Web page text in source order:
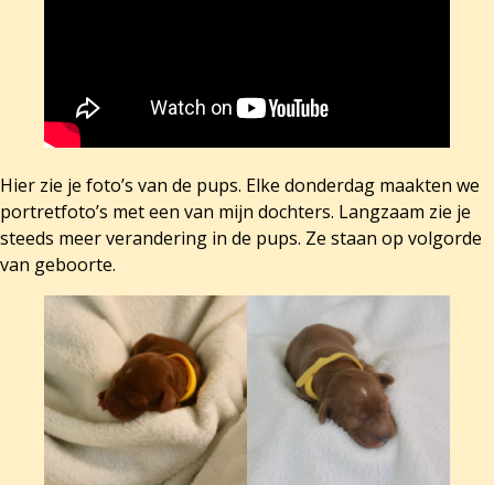
Hier zie je foto’s van de pups. Elke donderdag maakten we
portretfoto’s met een van mijn dochters. Langzaam zie je
steeds meer verandering in de pups. Ze staan op volgorde
van geboorte.